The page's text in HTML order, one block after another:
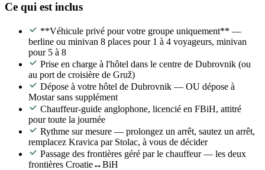
Ce qui est inclus
**Véhicule privé pour votre groupe uniquement** —
berline ou minivan 8 places pour 1 à 4 voyageurs, minivan
pour 5 à 8
Prise en charge à l'hôtel dans le centre de Dubrovnik (ou
au port de croisière de Gruž)
Dépose à votre hôtel de Dubrovnik — OU dépose à
Mostar sans supplément
Chauffeur-guide anglophone, licencié en FBiH, attitré
pour toute la journée
Rythme sur mesure — prolongez un arrêt, sautez un arrêt,
remplacez Kravica par Stolac, à vous de décider
Passage des frontières géré par le chauffeur — les deux
frontières Croatie↔BiH